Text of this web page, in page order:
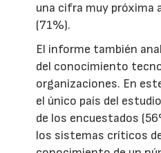
una cifra muy próxima
(71%).
El informe también
del conocimiento
organizaciones. En
el único país del
de los encuestados
los sistemas críticos